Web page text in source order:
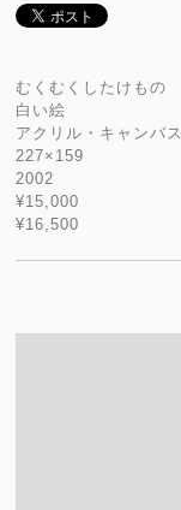
むくむくしたけもの
白い絵
アクリル・キャンバ
227×159
2002
¥15,000
¥16,500